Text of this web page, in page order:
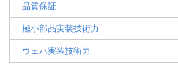
品質保証
極小部品実装技術力
ウェハ実装技術力